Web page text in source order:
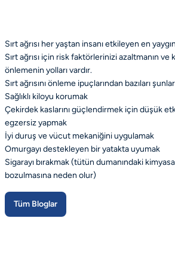
Sırt ağrısı her yaştan insanı etkileyen en
Sırt ağrısı için risk faktörlerinizi azaltmanın
önlemenin yolları vardır.
Sırt ağrısını önleme ipuçlarından bazıları
Sağlıklı kiloyu korumak
Çekirdek kaslarını güçlendirmek için düşük
egzersiz yapmak
İyi duruş ve vücut mekaniğini uygulamak
Omurgayı destekleyen bir yatakta uyumak
Sigarayı bırakmak (tütün dumanındaki
bozulmasına neden olur)
Tüm Bloglar